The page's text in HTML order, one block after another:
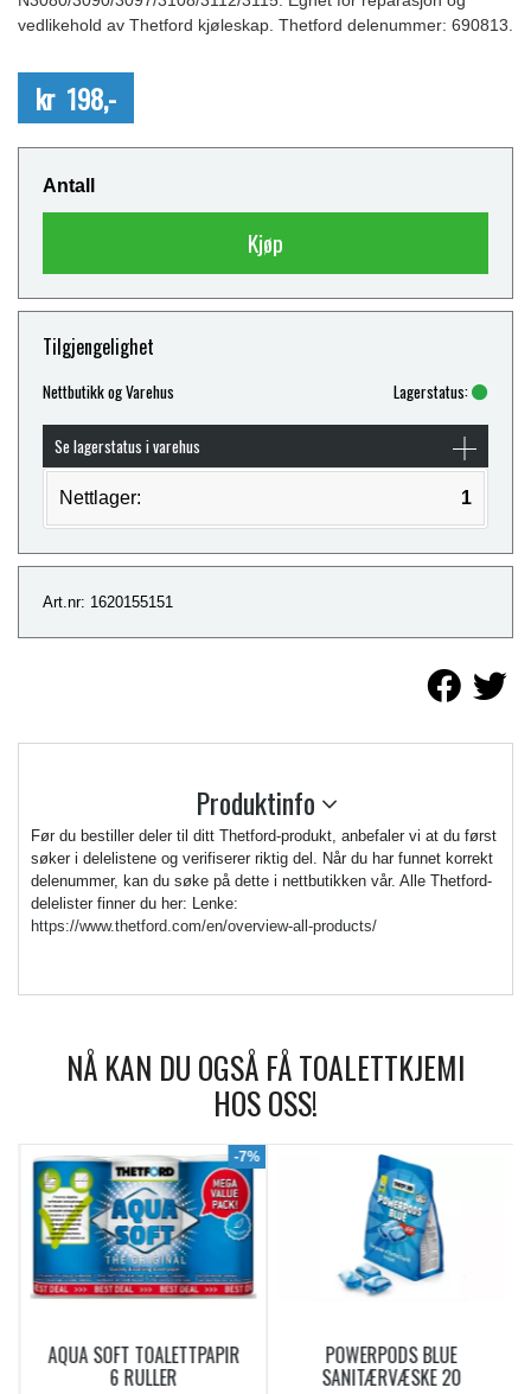
vedlikehold av Thetford kjøleskap. Thetford delenummer: 690813.
kr 198,-
Antall
Kjøp
Tilgjengelighet
Nettbutikk og Varehus Lagerstatus:
Se lagerstatus i varehus
Nettlager: 1
Art.nr: 1620155151
Produktinfo
Før du bestiller deler til ditt Thetford-produkt, anbefaler vi at du først
søker i delelistene og verifiserer riktig del. Når du har funnet korrekt
delenummer, kan du søke på dette i nettbutikken vår. Alle Thetford-
delelister finner du her: Lenke:
https://www.thetford.com/en/overview-all-products/
NÅ KAN DU OGSÅ FÅ TOALETTKJEMI
HOS OSS!
-7%
AQUA SOFT TOALETTPAPIR
6 RULLER
POWERPODS BLUE
SANITÆRVÆSKE 20